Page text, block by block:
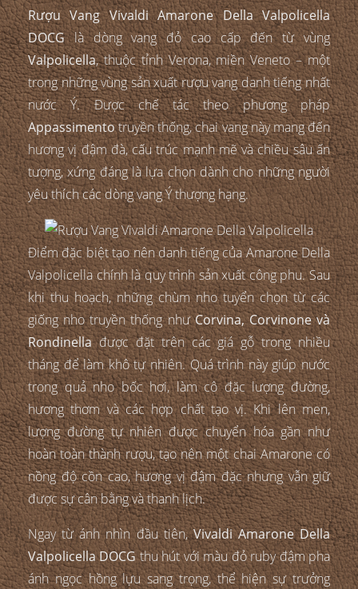
Rượu Vang Vivaldi Amarone Della Valpolicella
DOCGlà dòng vang đỏ cao cấp đến từ vùng
Valpolicella, thuộc tỉnh Verona, miền Veneto – một
trong những vùng sản xuất rượu vang danh tiếng nhất
nước Ý. Được chế tác theo phương pháp
Appassimentotruyền thống, chai vang này mang đến
hương vị đậm đà, cấu trúc mạnh mẽ và chiều sâu ấn
tượng, xứng đáng là lựa chọn dành cho những người
yêu thích các dòng vang Ý thượng hạng.
Điểm đặc biệt tạo nên danh tiếng của Amarone Della
Valpolicella chính là quy trình sản xuất công phu. Sau
khi thu hoạch, những chùm nho tuyển chọn từ các
giống nho truyền thống nhưCorvina, Corvinone và
Rondinellađược đặt trên các giá gỗ trong nhiều
tháng để làm khô tự nhiên. Quá trình này giúp nước
trong quả nho bốc hơi, làm cô đặc lượng đường,
hương thơm và các hợp chất tạo vị. Khi lên men,
lượng đường tự nhiên được chuyển hóa gần như
hoàn toàn thành rượu, tạo nên một chai Amarone có
nồng độ cồn cao, hương vị đậm đặc nhưng vẫn giữ
được sự cân bằng và thanh lịch.
Ngay từ ánh nhìn đầu tiên,Vivaldi Amarone Della
Valpolicella DOCGthu hút với màu đỏ ruby đậm pha
ánh ngọc hồng lựu sang trọng, thể hiện sự trưởng